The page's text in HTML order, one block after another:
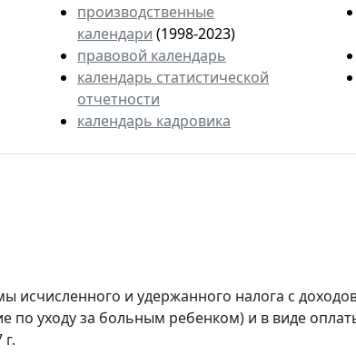
производственные
календари (1998-2023)
правовой календарь
календарь статистической
отчетности
календарь кадровика
исчисленного и удержанного налога с
по уходу за больным ребенком) и в виде